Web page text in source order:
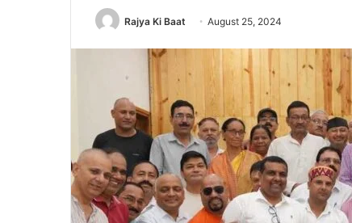
Rajya Ki Baat August 25, 2024